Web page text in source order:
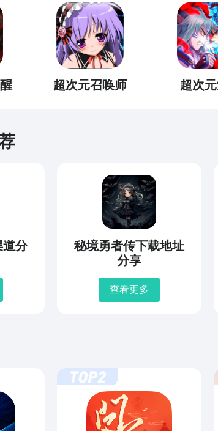
超次元召唤师 超次
道分
秘境勇者传下载地址
分享
查看更多